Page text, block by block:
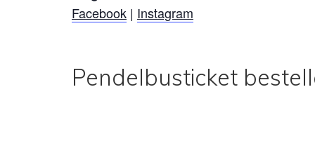
Facebook | Instagram
Pendelbusticket